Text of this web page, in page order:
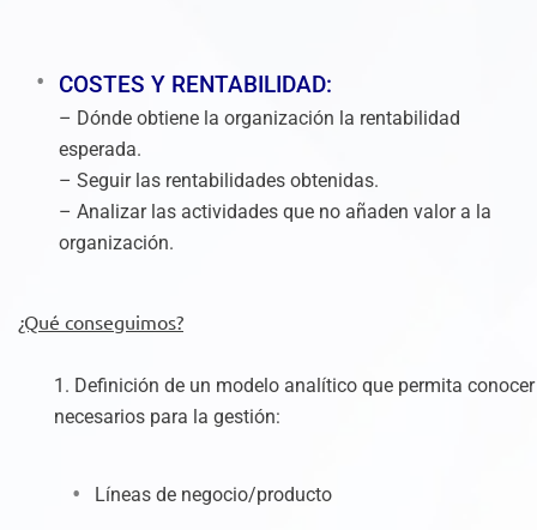
COSTES Y RENTABILIDAD:
– Dónde obtiene la organización la rentabilidad
esperada.
– Seguir las rentabilidades obtenidas.
– Analizar las actividades que no añaden valor a la
organización.
¿Qué conseguimos?
1. Definición de un modelo analítico que permita
necesarios para la gestión:
Líneas de negocio/producto